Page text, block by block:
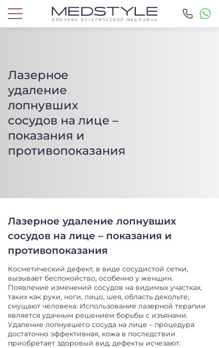
Лазерное
удаление
лопнувших
сосудов на лице –
показания и
противопоказания
Лазерное удаление лопнувших
сосудов на лице – показания и
противопоказания
Косметический дефект, в виде сосудистой сетки,
вызывает беспокойство, особенно у женщин.
Появление изменений сосудов на видимых участках,
таких как руки, ноги, лицо, шея, область декольте,
смущают человека. Использование лазерной терапии
является удачным решением борьбы с изъянами.
Удаление лопнувшего сосуда на лице – процедура
достаточно эффективная, кожа в последствии
приобретает здоровый вид, дефекты исчезают.